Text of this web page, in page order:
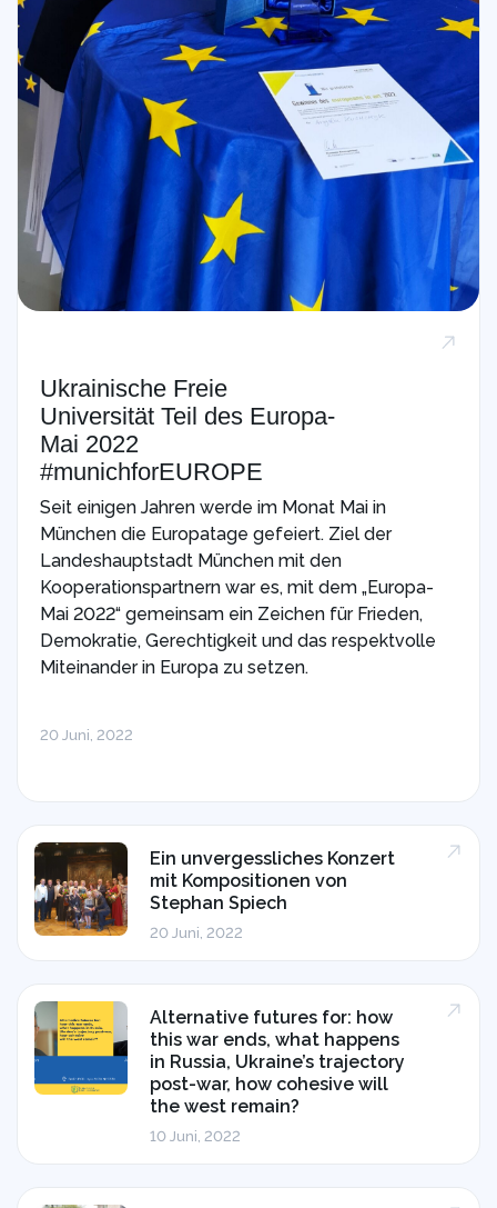
Ukrainische Freie
Universität Teil des Europa-
Mai 2022
#munichforEUROPE
Seit einigen Jahren werde im Monat Mai in
München die Europatage gefeiert. Ziel der
Landeshauptstadt München mit den
Kooperationspartnern war es, mit dem „Europa-
Mai 2022“ gemeinsam ein Zeichen für Frieden,
Demokratie, Gerechtigkeit und das respektvolle
Miteinander in Europa zu setzen.
20 Juni, 2022
Ein unvergessliches Konzert
mit Kompositionen von
Stephan Spiech
20 Juni, 2022
Alternative futures for: how
this war ends, what happens
in Russia, Ukraine’s trajectory
post-war, how cohesive will
the west remain?
10 Juni, 2022